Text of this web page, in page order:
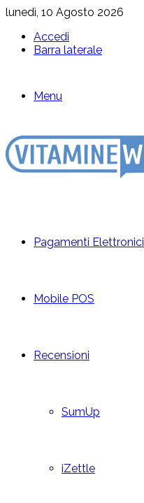
lunedì, 10 Agosto 2026
Accedi
Barra laterale
Menu
Pagamenti Elettronici
Mobile POS
Recensioni
SumUp
iZettle